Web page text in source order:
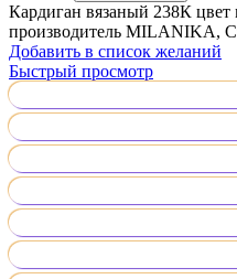
Кардиган вязаный 238К
производитель MILANIKA,
Добавить в список желаний
Быстрый просмотр